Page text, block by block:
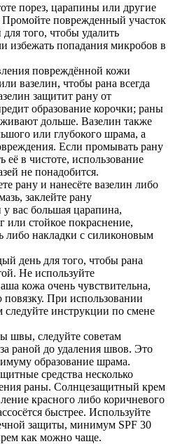
порез, царапины или другие
поврежденный участок
того, чтобы удалить
избежать попадания микробов в
повреждённой кожи
вазелин, чтобы рана всегда
защитит рану от
образование корочки; раны
дольше. Вазелин также
или глубокого шрама, а
Если промывать рану
в чистоте, использование
не понадобится.
рану и нанесёте вазелин либо
заклейте рану
вас большая царапина,
или стойкое покраснение,
либо накладки с силиконовым
день для того, чтобы рана
Не используйте
кожа очень чувствительна,
повязку. При использовании
следуйте инструкции по смене
швы, следуйте советам
раной до удаления швов. Это
образование шрама.
средства несколько
раны. Солнцезащитный крем
красного либо коричневого
быстрее. Используйте
защиты, минимум SPF 30
как можно чаще.